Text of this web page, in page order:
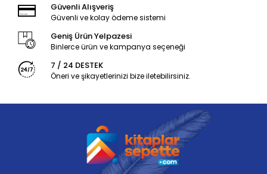
Güvenli Alışveriş
Güvenli ve kolay ödeme sistemi
Geniş Ürün Yelpazesi
Binlerce ürün ve kampanya seçeneği
7 / 24 DESTEK
Öneri ve şikayetlerinizi bize iletebilirsiniz.